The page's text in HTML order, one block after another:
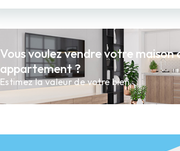
Vous voulez vendre votre maison
appartement ?
Estimez la valeur de votre bien.